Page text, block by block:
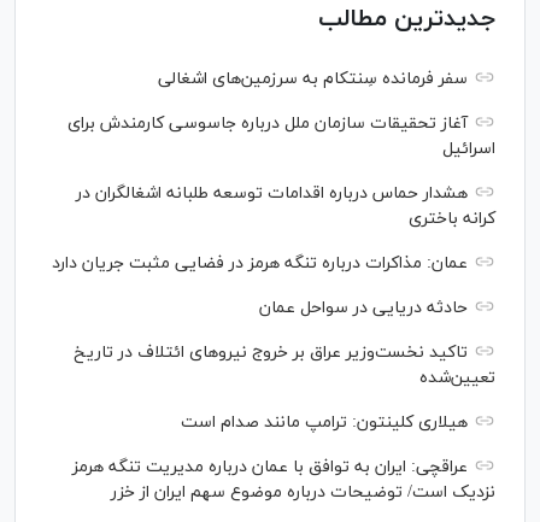
جدیدترین مطالب
سفر فرمانده سِنتکام به سرزمین‌های اشغالی
آغاز تحقیقات سازمان ملل درباره جاسوسی کارمندش برای
اسرائیل
هشدار حماس درباره اقدامات توسعه طلبانه اشغالگران در
کرانه باختری
عمان: مذاکرات درباره تنگه هرمز در فضایی مثبت جریان دارد
حادثه دریایی در سواحل عمان
تاکید نخست‌وزیر عراق بر خروج نیروهای ائتلاف در تاریخ
تعیین‌شده
هیلاری کلینتون: ترامپ مانند صدام است
عراقچی: ایران به توافق با عمان درباره مدیریت تنگه هرمز
نزدیک است/ توضیحات درباره موضوع سهم ایران از خزر